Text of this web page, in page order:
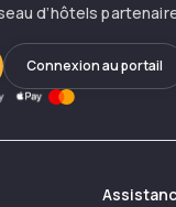
d’hôtels
Connexion au portail